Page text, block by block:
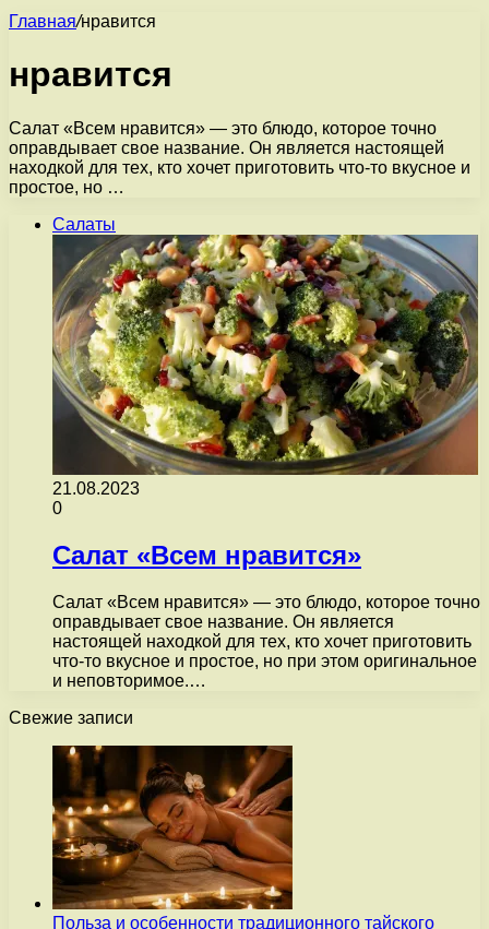
Главная/нравится
нравится
Салат «Всем нравится» — это блюдо, которое точно
оправдывает свое название. Он является настоящей
находкой для тех, кто хочет приготовить что-то вкусное и
простое, но …
Салаты
21.08.2023
0
Салат «Всем нравится»
Салат «Всем нравится» — это блюдо, которое точно
оправдывает свое название. Он является
настоящей находкой для тех, кто хочет приготовить
что-то вкусное и простое, но при этом оригинальное
и неповторимое.…
Свежие записи
Польза и особенности традиционного тайского